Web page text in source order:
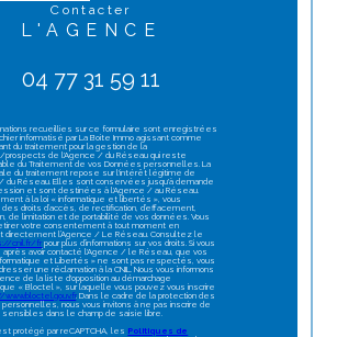
contacter
L'AGENCE
04 77 31 59 11
recueillies sur ce formulaire sont enregistrées
informatisé par La Boite Immo agissant comme
du traitement pour la gestion de la
de l'Agence / du Réseau qui reste
du Traitement de vos Données personnelles. La
du traitement repose sur l'intérêt légitime de
du Réseau. Elles sont conservées jusqu'à demande
et sont destinées à l'Agence / au Réseau.
à la loi « informatique et libertés », vous
droits d’accès, de rectification, d’effacement,
de limitation et de portabilité de vos données. Vous
votre consentement à tout moment en
directement l’Agence / Le Réseau. Consultez le
cnil.fr/fr pour plus d’informations sur vos droits. Si vous
avoir contacté l'Agence / le Réseau, que vos
et Libertés » ne sont pas respectés, vous
une réclamation à la CNIL. Nous vous informons
de la liste d'opposition au démarchage
« Bloctel », sur laquelle vous pouvez vous inscrire
www.bloctel.gouv.fr. Dans le cadre de la protection des
nous vous invitons à ne pas inscrire de
dans le champ de saisie libre.
protégé par reCAPTCHA, les Politiques de